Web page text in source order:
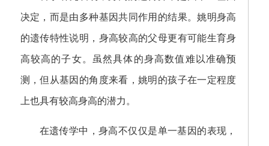
决定，而是由多种基因共同作用的结果。姚明身高
的遗传特性说明，身高较高的父母更有可能生育身
高较高的子女。虽然具体的身高数值难以准确预
测，但从基因的角度来看，姚明的孩子在一定程度
上也具有较高身高的潜力。
在遗传学中，身高不仅仅是单一基因的表现，